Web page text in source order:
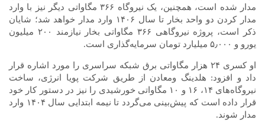
مدار شده است، همچنین، یک نیروگاه ۳۶۶ مگاواتی دیگر نیز با وارد
مدار کردن دو واحد بخار تا سال ۱۴۰۶ وارد مدار خواهد شد؛ شایان
ذکر است، پروژه نیروگاهی ۳۶۶ مگاواتی بخار نیازمند ۲۰۰ میلیون
یورو و ۵٫۰۰۰ میلیارد تومان سرمایه‌گذاری است.
او کسری ۲۴ هزار مگاواتی برق شبکه سراسری را مورد اشاره قرار
داد و افزود: هلدینگ ومعادن از طریق شرکت پویا انرژی، ساخت
نیروگاه‌های ۱۴، ۱۶ و ۱۰ مگاواتی خورشیدی را نیز در دستور کار خود
قرار داده است که پیش‌بینی می‌گردد تا نیمه ابتدایی سال ۱۴۰۴ وارد
مدار شوند.